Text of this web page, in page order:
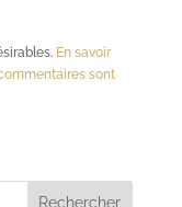
En savoir
sont